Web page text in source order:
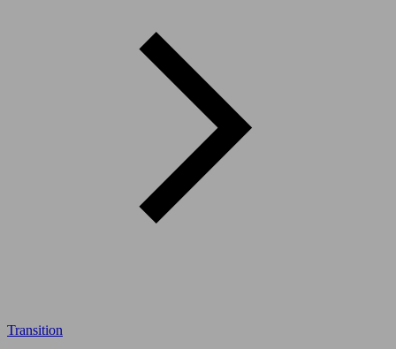
Transition